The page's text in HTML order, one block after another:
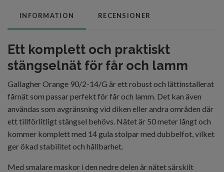
INFORMATION RECENSIONER
Ett komplett och praktiskt
stängselnät för får och lamm
Gallagher Orange 90/2-14/G är ett robust och lättinstallerat
fårnät som passar perfekt för får och lamm. Det kan även
användas som avgränsning vid diken eller andra områden där
ett tillförlitligt stängsel behövs. Nätet är 50 meter långt och
kommer komplett med 14 gula stolpar med dubbelfot, vilket
ger ökad stabilitet och hållbarhet.
Med smalare maskor i den nedre delen är nätet särskilt